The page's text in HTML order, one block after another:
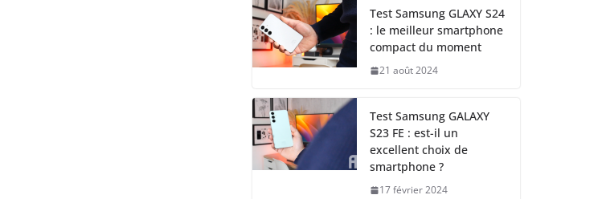
Test Samsung GLAXY S24
: le meilleur smartphone
compact du moment
21 août 2024
Test Samsung GALAXY
S23 FE : est-il un
excellent choix de
smartphone ?
17 février 2024